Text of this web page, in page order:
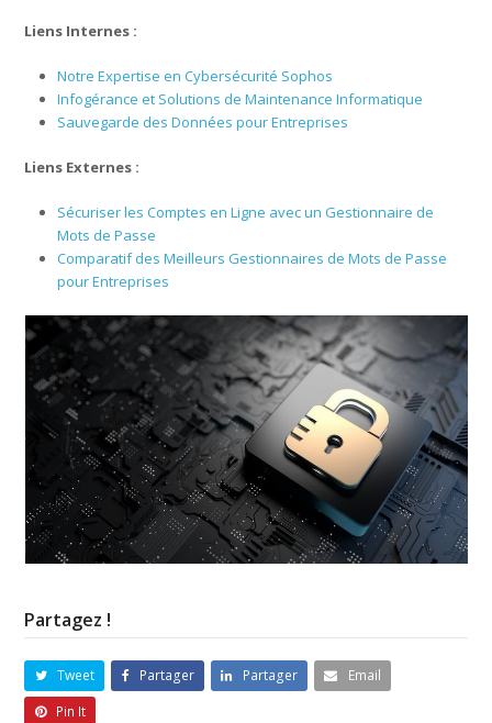
Liens Internes :
Notre Expertise en Cybersécurité Sophos
Infogérance et Solutions de Maintenance Informatique
Sauvegarde des Données pour Entreprises
Liens Externes :
Sécuriser les Comptes en Ligne avec un Gestionnaire de
Mots de Passe
Comparatif des Meilleurs Gestionnaires de Mots de Passe
pour Entreprises
Partagez !
Tweet Partager Partager
Email
Pin It